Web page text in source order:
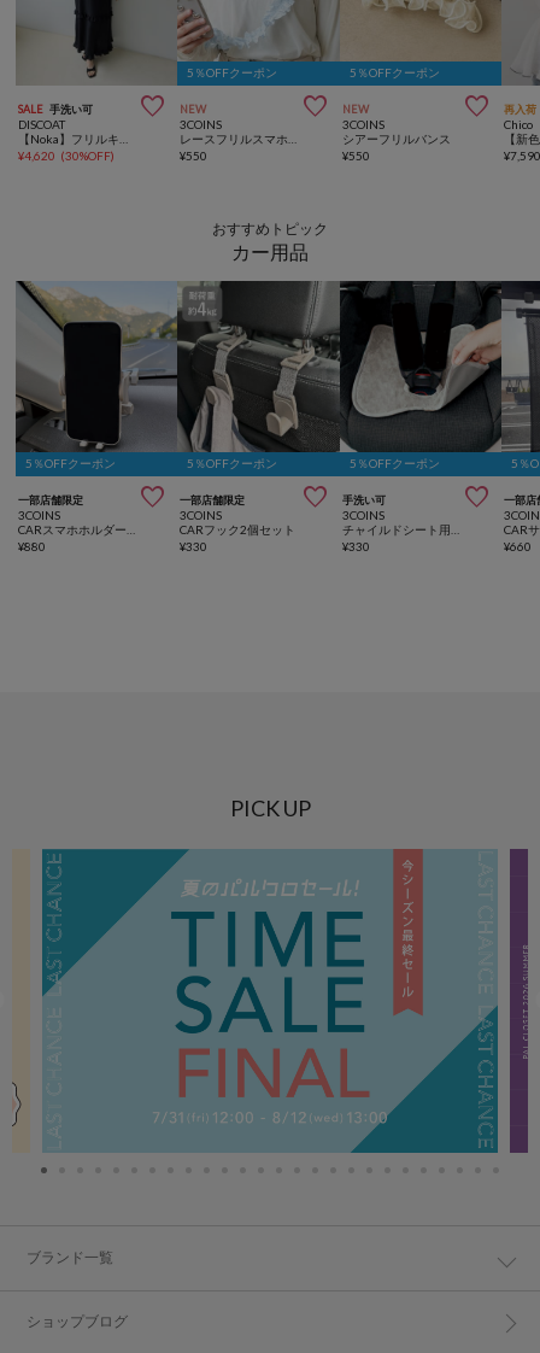
SALE 手洗い可 
DISCOAT
【Noka】フリルキャミワンピース
¥4,620 (30%OFF)
5％OFFクーポン
NEW 
3COINS
レースフリルスマホストラップ
¥550
5％OFFクーポン
NEW 
3COINS
シアーフリルバンス
¥550
再入荷
Chico
¥
おすすめトピック
カー用品
5％OFFクーポン
一部店舗限定 
3COINS
¥880
5％OFFクーポン
一部店舗限定 
3COINS
CARフック2個セット
¥330
5％OFFクーポン
手洗い可 
3COINS
¥330
5％
一部店
¥660
PICK UP
ブランド一覧
ショップブログ